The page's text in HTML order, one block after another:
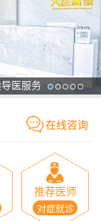
医服务
在线咨询
推荐医师
对症就诊